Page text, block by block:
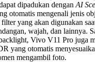
dipadukan dengan AI
otomatis mengenali jenis
yang akan digunakan
wajah, dan lainnya.
Vivo V11 Pro juga
yang otomatis
mengambil foto.